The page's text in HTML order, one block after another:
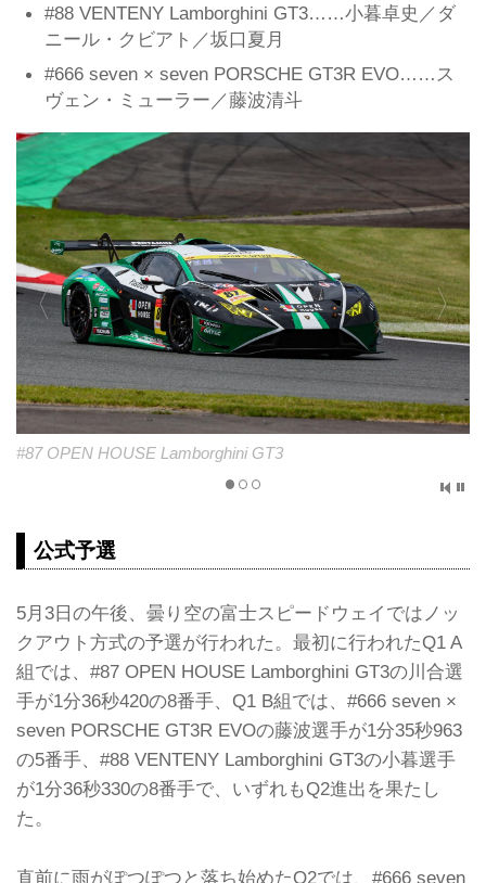
#88 VENTENY Lamborghini GT3……小暮卓史／ダ
ニール・クビアト／坂口夏月
#666 seven × seven PORSCHE GT3R EVO……ス
ヴェン・ミューラー／藤波清斗
#87 OPEN HOUSE Lamborghini GT3
公式予選
5月3日の午後、曇り空の富士スピードウェイではノッ
クアウト方式の予選が行われた。最初に行われたQ1 A
組では、#87 OPEN HOUSE Lamborghini GT3の川合選
手が1分36秒420の8番手、Q1 B組では、#666 seven ×
seven PORSCHE GT3R EVOの藤波選手が1分35秒963
の5番手、#88 VENTENY Lamborghini GT3の小暮選手
が1分36秒330の8番手で、いずれもQ2進出を果たし
た。
直前に雨がぽつぽつと落ち始めたQ2では、#666 seven